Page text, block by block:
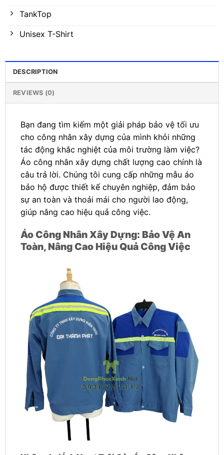
TankTop
Unisex T-Shirt
DESCRIPTION
REVIEWS (0)
Bạn đang tìm kiếm một giải pháp bảo vệ tối ưu
cho công nhân xây dựng của mình khỏi những
tác động khắc nghiệt của môi trường làm việc?
Áo công nhân xây dựng chất lượng cao chính là
câu trả lời. Chúng tôi cung cấp những mẫu áo
bảo hộ được thiết kế chuyên nghiệp, đảm bảo
sự an toàn và thoải mái cho người lao động,
giúp nâng cao hiệu quả công việc.
Áo Công Nhân Xây Dựng: Bảo Vệ An
Toàn, Nâng Cao Hiệu Quả Công Việc